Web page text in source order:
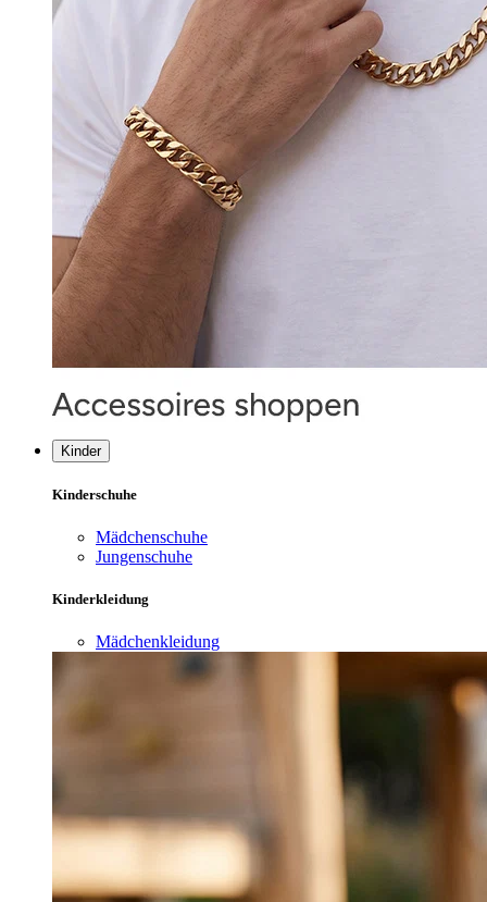
Kinder
Kinderschuhe
Mädchenschuhe
Jungenschuhe
Kinderkleidung
Mädchenkleidung